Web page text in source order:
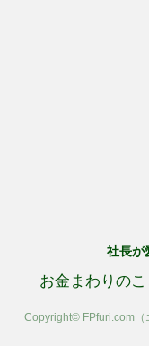
社長が
お金まわりの
Copyright© FPfuri.com（